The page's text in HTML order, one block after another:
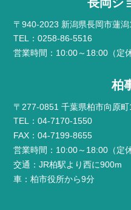
〒940-2023 新潟県長岡市蓮
TEL：0258-86-5516
営業時間：10:00～18:00（定
柏
〒277-0851 千葉県柏市向原
TEL：04-7170-1550
FAX：04-7199-8655
営業時間：10:00～18:00（定
交通：JR柏駅より西に900m
車：柏市役所から9分